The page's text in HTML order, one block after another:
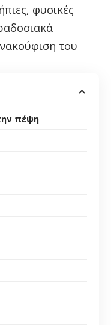
φυσικές
του
πέψη